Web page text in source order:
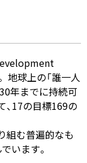
地球上の「誰一人
年までに持続可
17の目標169の
組む普遍的なも
います。